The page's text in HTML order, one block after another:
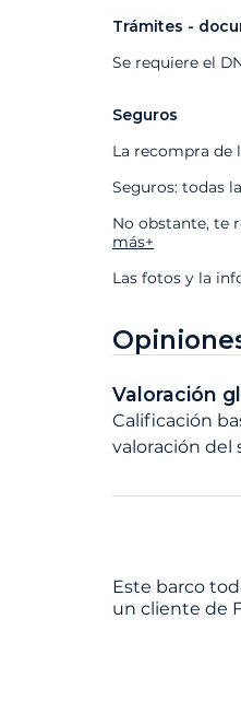
Trámites -
Se requiere el
Seguros
La recompra de
Seguros: todas
No obstante, te
más+
Las fotos y la
Valoración
Calificación
valoración del
Este barco
un cliente de